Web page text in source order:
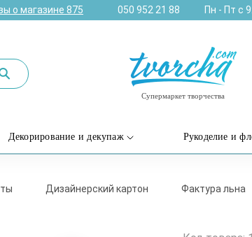
о магазине 875 050 952 21 88 Пн - Пт с
Супермаркет творчества
Декорирование и декупаж Рукоделие и
Дизайнерский картон Фактура льна